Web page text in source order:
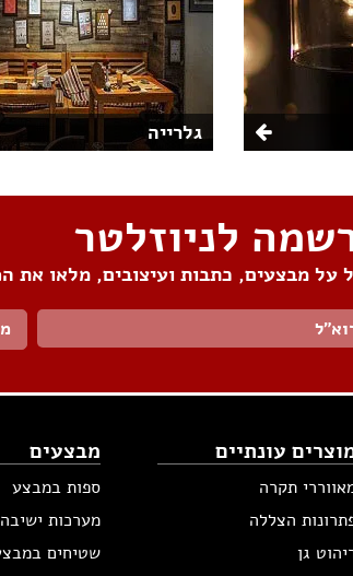
גלרייה
לניוזלטר
על מבצעים, כתבות ועיצובים, מלאו את
עונתיים
תקרה
הצללה
גן
מבצעים
ספות במבצע
מערכות
שטיחים